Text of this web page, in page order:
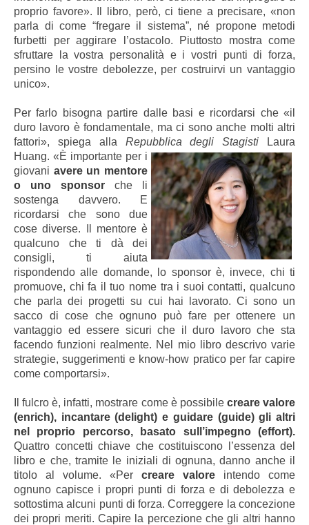
proprio favore». Il libro, però, ci tiene a precisare, «non
parla di come “fregare il sistema”, né propone metodi
furbetti per aggirare l’ostacolo. Piuttosto mostra come
sfruttare la vostra personalità e i vostri punti di forza,
persino le vostre debolezze, per costruirvi un vantaggio
unico».
Per farlo bisogna partire dalle basi e ricordarsi che «il
duro lavoro è fondamentale, ma ci sono anche molti altri
fattori», spiega alla Repubblica degli Stagisti
Laura
Huang. «È importante per i
giovani avere un mentore
o uno sponsor che li
sostenga davvero. E
ricordarsi che sono due
cose diverse. Il mentore è
qualcuno che ti dà dei
consigli, ti aiuta
rispondendo alle domande, lo sponsor è, invece, chi ti
promuove, chi fa il tuo nome tra i suoi contatti, qualcuno
che parla dei progetti su cui hai lavorato. Ci sono un
sacco di cose che ognuno può fare per ottenere un
vantaggio ed essere sicuri che il duro lavoro che sta
facendo funzioni realmente. Nel mio libro descrivo varie
strategie, suggerimenti e know-how pratico per far capire
come comportarsi».
Il fulcro è, infatti, mostrare come è possibile creare valore
(enrich), incantare (delight) e guidare (guide) gli altri
nel proprio percorso, basato sull’impegno (effort).
Quattro concetti chiave che costituiscono l’essenza del
libro e che, tramite le iniziali di ognuna, danno anche il
titolo al volume. «Per creare valore intendo come
ognuno capisce i propri punti di forza e di debolezza e
sottostima alcuni punti di forza. Correggere la concezione
dei propri meriti. Capire la percezione che gli altri hanno